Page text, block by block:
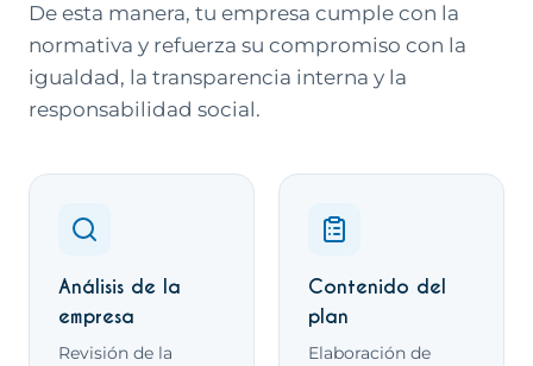
De esta manera, tu empresa cumple con la
normativa y refuerza su compromiso con la
igualdad, la transparencia interna y la
responsabilidad social.
Qué incluye este servicio
Análisis de la
empresa
Revisión de la
Contenido del
plan
Elaboración de